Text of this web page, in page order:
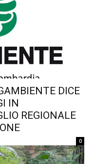
DICE
IN
REGIONALE
0